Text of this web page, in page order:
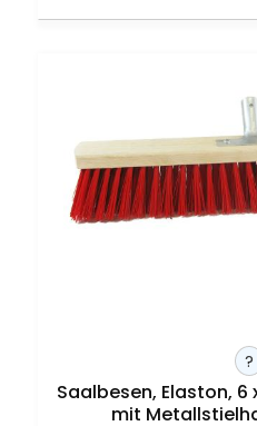
?
Saalbesen, Elaston, 6
mit